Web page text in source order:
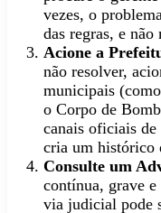
vezes, o
das regras, e não
Acione a
não resolver,
municipais
o Corpo de
canais oficiais
cria um histórico
Consulte um
contínua, grave e
via judicial pode